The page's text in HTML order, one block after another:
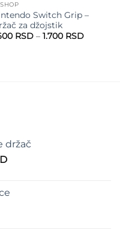
Switch Grip –
za džojstik
RSD – 1.700 RSDRaspon
držač
Raspon
1.250 RSD